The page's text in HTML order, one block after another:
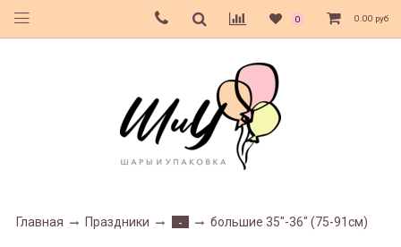
0 0.00 руб
Главная Праздники - большие 35"-36" (75-91см)